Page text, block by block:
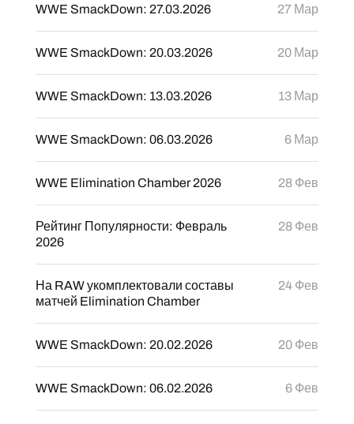
WWE SmackDown: 27.03.2026 27 Мар
WWE SmackDown: 20.03.2026 20 Мар
WWE SmackDown: 13.03.2026 13 Мар
WWE SmackDown: 06.03.2026 6 Мар
WWE Elimination Chamber 2026 28 Фев
Рейтинг Популярности: Февраль
2026
28 Фев
На RAW укомплектовали составы
матчей Elimination Chamber
24 Фев
WWE SmackDown: 20.02.2026 20 Фев
WWE SmackDown: 06.02.2026 6 Фев